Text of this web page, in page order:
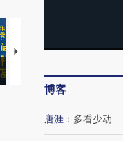
【推广】走进第四届链博
博客
唐涯 ： 多看少动